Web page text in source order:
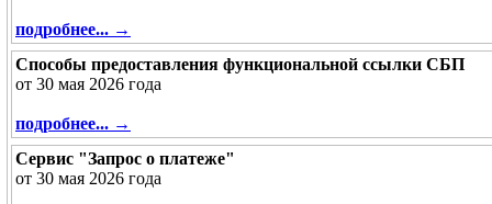
подробнее... →
Способы предоставления функциональной ссылки СБП
от 30 мая 2026 года
подробнее... →
Сервис "Запрос о платеже"
от 30 мая 2026 года